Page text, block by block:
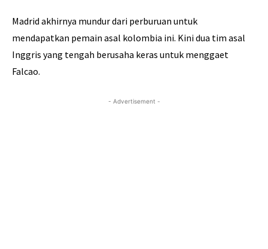
Madrid akhirnya mundur dari perburuan untuk
mendapatkan pemain asal kolombia ini. Kini dua tim asal
Inggris yang tengah berusaha keras untuk menggaet
Falcao.
- Advertisement -